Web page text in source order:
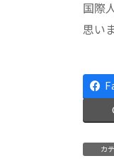
国際
思い
カ